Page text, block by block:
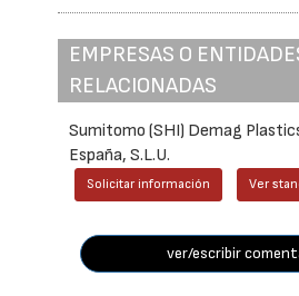
EMPRESAS O
RELACIONADAS
Sumitomo (SHI) Demag
España, S.L.U.
Solicitar información Ver
ver/escribir